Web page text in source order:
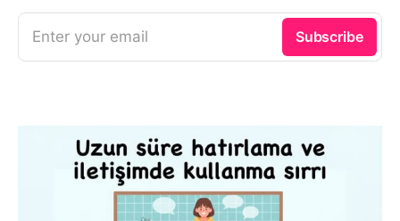
Enter your email Subscribe